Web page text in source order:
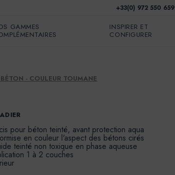
+33(0) 972 550 659
GAMMES
INSPIRER ET
CONFIGURER
- COULEUR TOUMANE
pour béton teinté, avant protection aqua
en couleur l'aspect des bétons cirés
teinté non toxique en phase aqueuse
1 à 2 couches